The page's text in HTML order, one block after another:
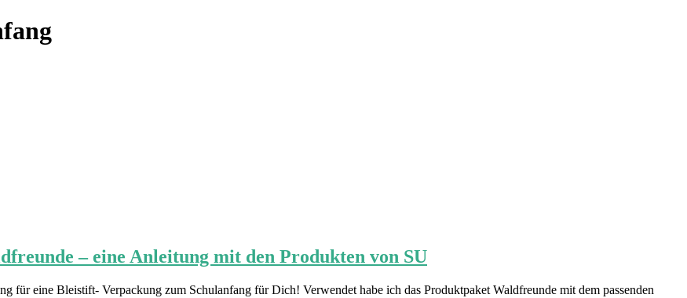
– eine Anleitung mit den Produkten von SU
für eine Bleistift- Verpackung zum Schulanfang für Dich! Verwendet habe ich das Produktpaket Waldfreunde mit dem passenden